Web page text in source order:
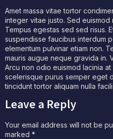
Amet massa vitae tortor
integer vitae justo. Sed euismod
Tempus egestas sed sed risus.
suspendisse faucibus interdum
elementum pulvinar etiam non.
mauris augue neque gravida in.
Arcu non odio euismod lacinia at
scelerisque purus semper eget
tincidunt tortor aliquam nulla
Leave a Reply
Your email address will not be
marked *